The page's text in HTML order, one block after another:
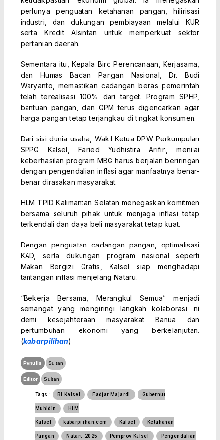
perlunya penguatan ketahanan pangan, hilirisasi
industri, dan dukungan pembiayaan melalui KUR
serta Kredit Alsintan untuk memperkuat sektor
pertanian daerah.
Sementara itu, Kepala Biro Perencanaan, Kerjasama,
dan Humas Badan Pangan Nasional, Dr. Budi
Waryanto, memastikan cadangan beras pemerintah
telah terealisasi 100% dari target. Program SPHP,
bantuan pangan, dan GPM terus digencarkan agar
harga pangan tetap terjangkau di tingkat konsumen.
Dari sisi dunia usaha, Wakil Ketua DPW Perkumpulan
SPPG Kalsel, Faried Yudhistira Arifin, menilai
keberhasilan program MBG harus berjalan beriringan
dengan pengendalian inflasi agar manfaatnya benar-
benar dirasakan masyarakat.
HLM TPID Kalimantan Selatan menegaskan komitmen
bersama seluruh pihak untuk menjaga inflasi tetap
terkendali dan daya beli masyarakat tetap kuat.
Dengan penguatan cadangan pangan, optimalisasi
KAD, serta dukungan program nasional seperti
Makan Bergizi Gratis, Kalsel siap menghadapi
tantangan inflasi menjelang Nataru.
“Bekerja Bersama, Merangkul Semua” menjadi
semangat yang mengiringi langkah kolaborasi ini
demi kesejahteraan masyarakat Banua dan
pertumbuhan ekonomi yang berkelanjutan.
(kabarpilihan)
Penulis Sultan
Editor Sultan
Tags : BI Kalsel Fadjar Majardi Gubernur
Muhidin HLM
Kalsel kabarpilihan.com Kalsel Ketahanan
Pangan Nataru 2025 Pemprov Kalsel Pengendalian